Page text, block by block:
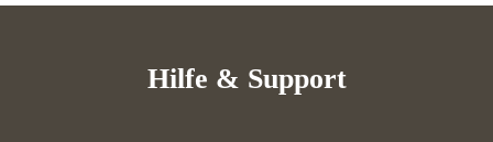
Hilfe & Support